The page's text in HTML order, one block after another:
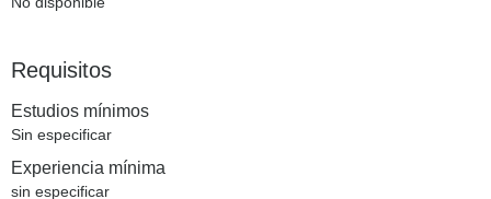
Requisitos
Estudios mínimos
Sin especificar
Experiencia mínima
sin especificar